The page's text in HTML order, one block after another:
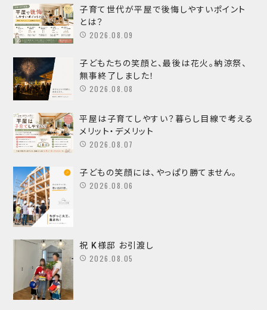
子育て世代が平屋で後悔しやすいポイント
とは？
2026.08.09
子どもたちの笑顔と、最後は花火。納涼祭、
無事終了しました！
2026.08.08
平屋は子育てしやすい？暮らし目線で考える
メリット・デメリット
2026.08.07
子どもの笑顔には、やっぱり勝てません。
2026.08.06
祝 K様邸 お引渡し
2026.08.05